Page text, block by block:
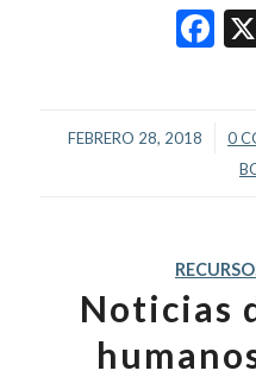
FEBRERO 28, 2018
/ 0
Noticias